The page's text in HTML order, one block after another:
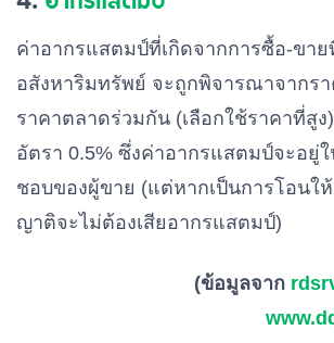
ค่าอากรแสตมป์ที่เกิดจากการซื้อ-ขา
อสังหาริมทรัพย์ จะถูกพิจารณาจากรา
ราคาตลาดร่วมกัน (เลือกใช้ราคาที่สู
อัตรา 0.5% ซึ่งค่าอากรแสตมป์จะอยู่
ชอบของผู้ขาย (แต่หากเป็นการโอนใ
ญาติจะไม่ต้องเสียอากรแสตมป์)
(ข้อมูลจาก